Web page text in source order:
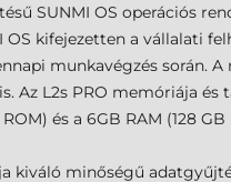
SUNMI OS operációs
kifejezetten a vállalati
munkavégzés során.
Az L2s PRO memóriája
és a 6GB RAM (128
kiváló minőségű